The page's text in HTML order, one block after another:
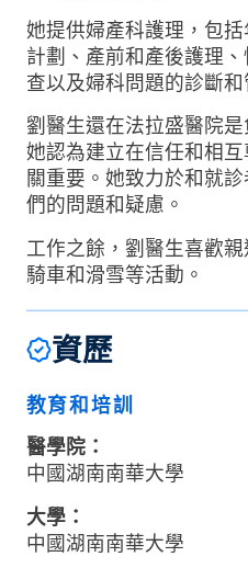
她提供婦產科護理，包
計劃、產前和產後護理
查以及婦科問題的診斷和
劉醫生還在法拉盛醫院
她認為建立在信任和相
關重要。她致力於和就
們的問題和疑慮。
工作之餘，劉醫生喜歡
騎車和滑雪等活動。
資歷
教育和培訓
醫學院：
中國湖南南華大學
大學：
中國湖南南華大學